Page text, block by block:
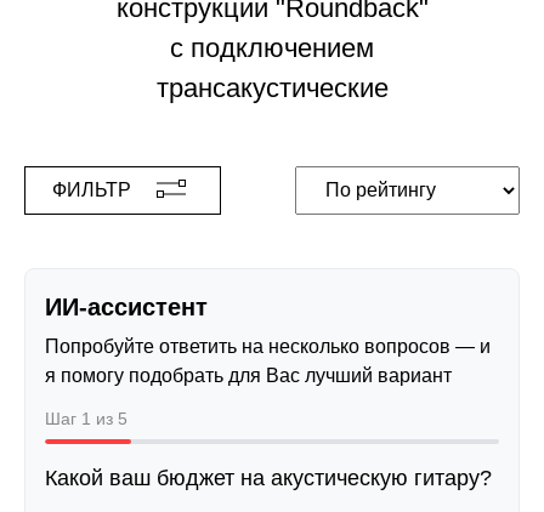
конструкции "Roundback"
с подключением
трансакустические
ФИЛЬТР
ИИ-ассистент
Попробуйте ответить на несколько вопросов — и
я помогу подобрать для Вас лучший вариант
Шаг 1 из 5
Какой ваш бюджет на акустическую гитару?